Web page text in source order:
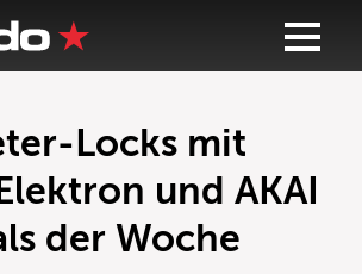
Locks mit
und AKAI
der Woche